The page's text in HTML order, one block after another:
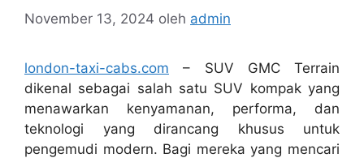
November 13, 2024 oleh admin
london-taxi-cabs.com – SUV GMC Terrain
dikenal sebagai salah satu SUV kompak yang
menawarkan kenyamanan, performa, dan
teknologi yang dirancang khusus untuk
pengemudi modern. Bagi mereka yang mencari